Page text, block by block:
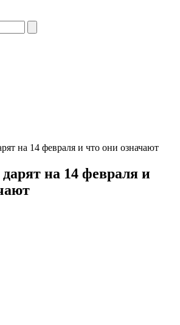
на 14 февраля и что они означают
на 14 февраля и